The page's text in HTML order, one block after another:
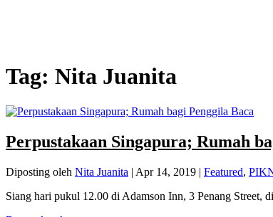
Tag: Nita Juanita
Perpustakaan Singapura; Rumah
Diposting oleh Nita Juanita | Apr 14, 2019 | Featured,
Siang hari pukul 12.00 di Adamson Inn, 3 Penang Street,